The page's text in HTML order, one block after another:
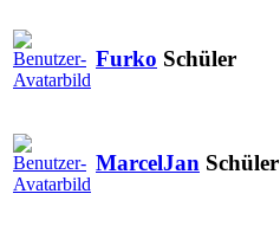
Furko Schüler
MarcelJan Schüler